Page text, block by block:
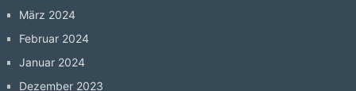
März 2024
Februar 2024
Januar 2024
Dezember 2023